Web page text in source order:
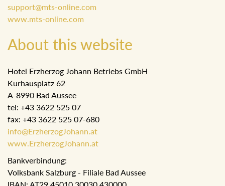
support@mts-online.com
www.mts-online.com
About this website
Hotel Erzherzog Johann Betriebs GmbH
Kurhausplatz 62
A-8990 Bad Aussee
tel: +43 3622 525 07
fax: +43 3622 525 07-680
info@ErzherzogJohann.at
www.ErzherzogJohann.at
Bankverbindung:
Volksbank Salzburg - Filiale Bad Aussee